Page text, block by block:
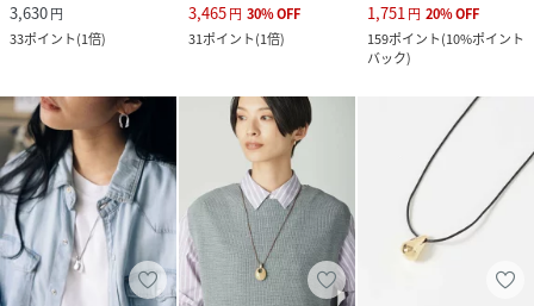
3,630円
33ポイント(1倍)
3,465円 30%OFF
31ポイント(1倍)
1,751円 20%OFF
159ポイント(10%ポイント
バック)